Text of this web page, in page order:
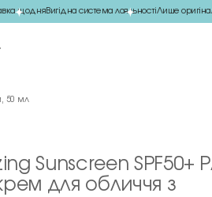
щодняВигідна система лояльностіЛише
50 мл
Sunscreen SPF50+
для обличчя з